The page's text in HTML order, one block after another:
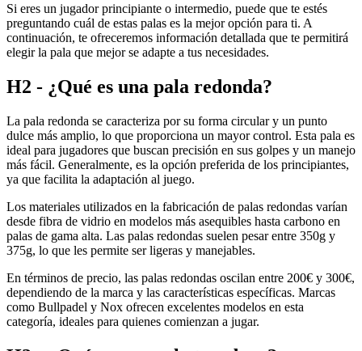
Si eres un jugador principiante o intermedio, puede que te estés
preguntando cuál de estas palas es la mejor opción para ti. A
continuación, te ofreceremos información detallada que te permitirá
elegir la pala que mejor se adapte a tus necesidades.
H2 - ¿Qué es una pala redonda?
La pala redonda se caracteriza por su forma circular y un punto
dulce más amplio, lo que proporciona un mayor control. Esta pala es
ideal para jugadores que buscan precisión en sus golpes y un manejo
más fácil. Generalmente, es la opción preferida de los principiantes,
ya que facilita la adaptación al juego.
Los materiales utilizados en la fabricación de palas redondas varían
desde fibra de vidrio en modelos más asequibles hasta carbono en
palas de gama alta. Las palas redondas suelen pesar entre 350g y
375g, lo que les permite ser ligeras y manejables.
En términos de precio, las palas redondas oscilan entre 200€ y 300€,
dependiendo de la marca y las características específicas. Marcas
como Bullpadel y Nox ofrecen excelentes modelos en esta
categoría, ideales para quienes comienzan a jugar.